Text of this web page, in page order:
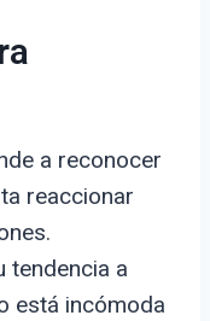
a reconocer
reaccionar
tendencia a
está incómoda